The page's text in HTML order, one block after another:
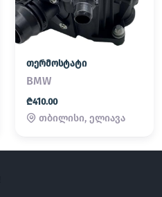
თერმოსტატი
BMW
₾410.00
თბილისი, ელიავა